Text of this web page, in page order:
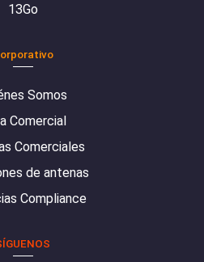
13Go
Somos
Comercial
Comerciales
de antenas
Compliance